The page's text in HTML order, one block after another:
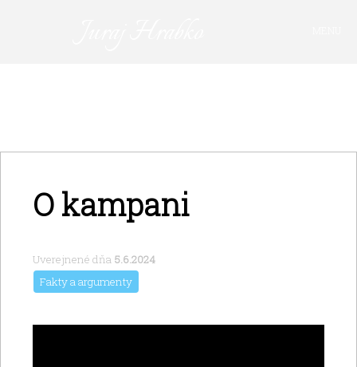
O MNE
O kampani
Uverejnené dňa 5.6.2024
Fakty a argumenty